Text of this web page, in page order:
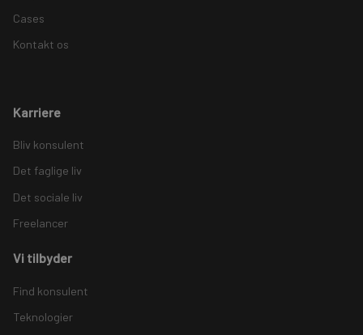
Cases
Kontakt os
Karriere
Bliv konsulent
Det faglige liv
Det sociale liv
Freelancer
Vi tilbyder
Find konsulent
Teknologier